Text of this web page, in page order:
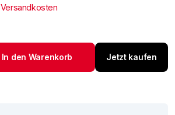
Versandkosten
In den Warenkorb Jetzt kaufen